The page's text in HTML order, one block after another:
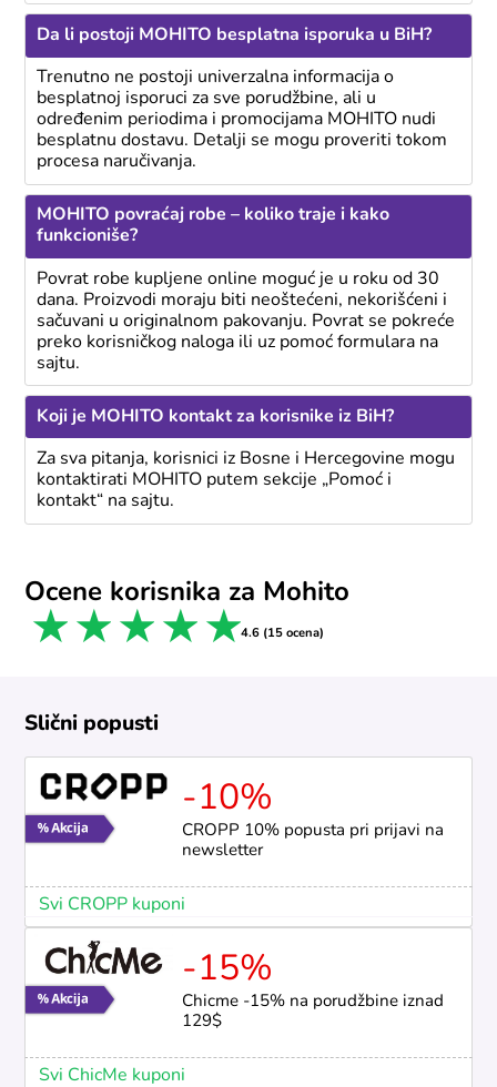
Da li postoji MOHITO besplatna isporuka u BiH?
Trenutno ne postoji univerzalna informacija o
besplatnoj isporuci za sve porudžbine, ali u
određenim periodima i promocijama MOHITO nudi
besplatnu dostavu. Detalji se mogu proveriti tokom
procesa naručivanja.
MOHITO povraćaj robe – koliko traje i kako
funkcioniše?
Povrat robe kupljene online moguć je u roku od 30
dana. Proizvodi moraju biti neoštećeni, nekorišćeni i
sačuvani u originalnom pakovanju. Povrat se pokreće
preko korisničkog naloga ili uz pomoć formulara na
sajtu.
Koji je MOHITO kontakt za korisnike iz BiH?
Za sva pitanja, korisnici iz Bosne i Hercegovine mogu
kontaktirati MOHITO putem sekcije „Pomoć i
kontakt“ na sajtu.
Ocene korisnika za Mohito
5 stars
4 stars
3 stars
2 stars
1 star 4.6 (15 ocena)
Slični popusti
-10%
CROPP 10% popusta pri prijavi na
newsletter
Svi CROPP kuponi
-15%
Chicme -15% na porudžbine iznad
129$
Svi ChicMe kuponi